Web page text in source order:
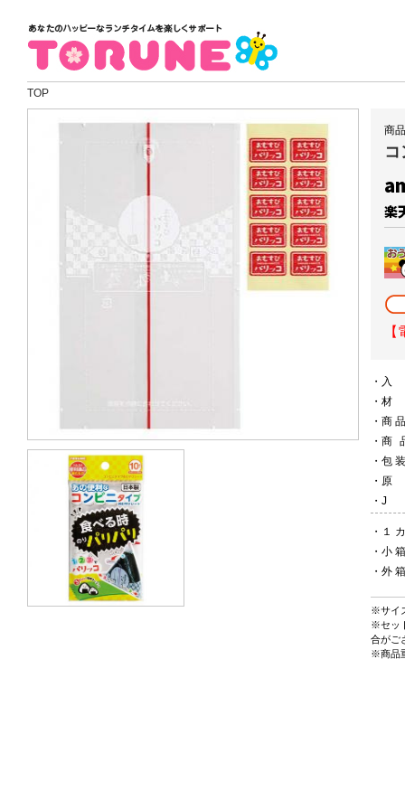
TOP
商
楽
・
・
・ 商
・ 商
・ 包
・
・
・
１
・ 小
・ 外
※サイ
※セッ
合がご
※商品